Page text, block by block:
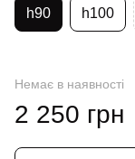
h90 h100
Немає в наявності
2 250 грн